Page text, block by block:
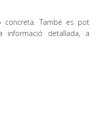
També es pot
informació detallada, a